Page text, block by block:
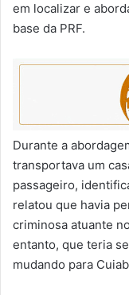
em localizar e
base da PRF.
Durante a
transportava um
passageiro,
relatou que havia
criminosa atuante
entanto, que teria
mudando para